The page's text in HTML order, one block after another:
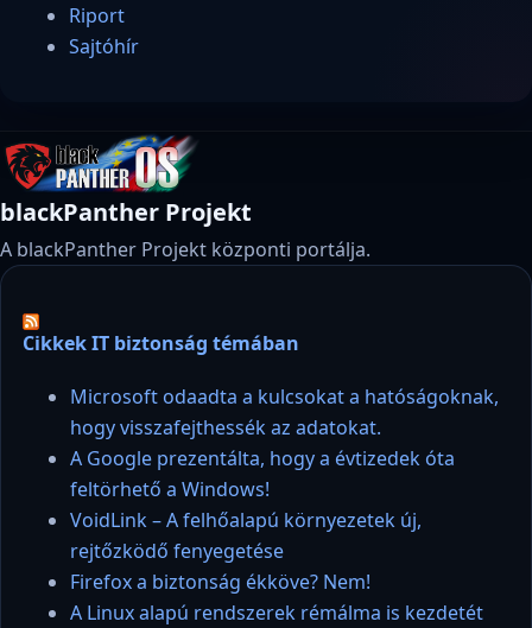
Riport
Sajtóhír
blackPanther Projekt
A blackPanther Projekt központi portálja.
Cikkek IT biztonság témában
Microsoft odaadta a kulcsokat a hatóságoknak,
hogy visszafejthessék az adatokat.
A Google prezentálta, hogy a évtizedek óta
feltörhető a Windows!
VoidLink – A felhőalapú környezetek új,
rejtőzködő fenyegetése
Firefox a biztonság ékköve? Nem!
A Linux alapú rendszerek rémálma is kezdetét